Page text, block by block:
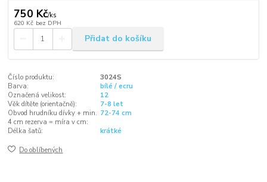
750 Kč/ks
620 Kč bez DPH
Přidat do košíku
Číslo produktu:
3024S
Barva:
bílé / ecru
Označená velikost:
12
Věk dítěte (orientačně):
7-8 let
Obvod hrudníku dívky + min.
4 cm rezerva = míra v cm:
72-74 cm
Délka šatů:
krátké
Do oblíbených